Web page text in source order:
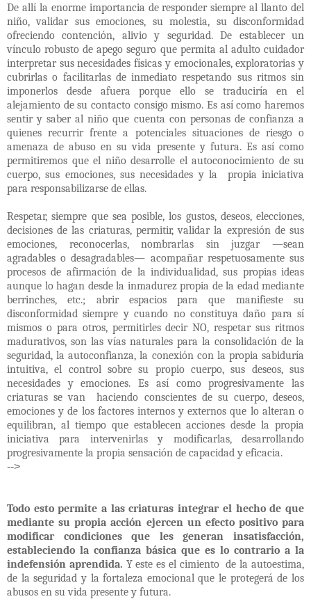
De allí la enorme importancia de responder siempre al llanto del
niño, validar sus emociones, su molestia, su disconformidad
ofreciendo contención, alivio y seguridad. De establecer un
vínculo robusto de apego seguro que permita al adulto cuidador
interpretar sus necesidades físicas y emocionales, exploratorias y
cubrirlas o facilitarlas de inmediato respetando sus ritmos sin
imponerlos desde afuera porque ello se traduciría en el
alejamiento de su contacto consigo mismo. Es así como haremos
sentir y saber al niño que cuenta con personas de confianza a
quienes recurrir frente a potenciales situaciones de riesgo o
amenaza de abuso en su vida presente y futura. Es así como
permitiremos que el niño desarrolle el autoconocimiento de su
cuerpo, sus emociones, sus necesidades y la propia iniciativa
para responsabilizarse de ellas.
Respetar, siempre que sea posible, los gustos, deseos, elecciones,
decisiones de las criaturas, permitir, validar la expresión de sus
emociones, reconocerlas, nombrarlas sin juzgar —sean
agradables o desagradables— acompañar respetuosamente sus
procesos de afirmación de la individualidad, sus propias ideas
aunque lo hagan desde la inmadurez propia de la edad mediante
berrinches, etc.; abrir espacios para que manifieste su
disconformidad siempre y cuando no constituya daño para sí
mismos o para otros, permitirles decir NO, respetar sus ritmos
madurativos, son las vías naturales para la consolidación de la
seguridad, la autoconfianza, la conexión con la propia sabiduría
intuitiva, el control sobre su propio cuerpo, sus deseos, sus
necesidades y emociones. Es así como progresivamente las
criaturas se van
haciendo conscientes de su cuerpo, deseos,
emociones y de los factores internos y externos que lo alteran o
equilibran, al tiempo que establecen acciones desde la propia
iniciativa para intervenirlas y modificarlas, desarrollando
progresivamente la propia sensación de capacidad y eficacia.
-->
Todo esto permite a las criaturas integrar el hecho de que
mediante su propia acción ejercen un efecto positivo para
modificar condiciones que les generan insatisfacción,
estableciendo la confianza básica que es lo contrario a la
indefensión aprendida. Y este es el cimiento de la autoestima,
de la seguridad y la fortaleza emocional que le protegerá de los
abusos en su vida presente y futura.